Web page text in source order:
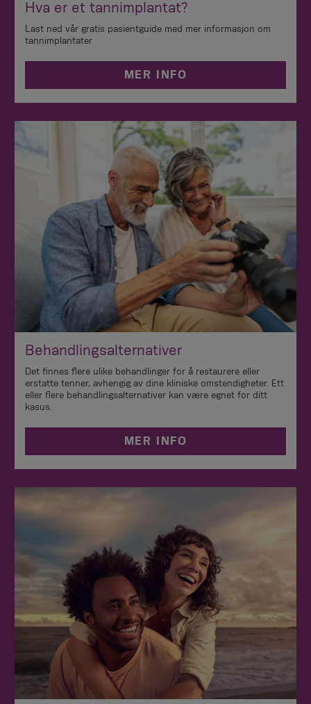
Hva er et tannimplantat?
Last ned vår gratis pasientguide med mer informasjon om
tannimplantater
MER INFO
Behandlingsalternativer
Det finnes flere ulike behandlinger for å restaurere eller
erstatte tenner, avhengig av dine kliniske omstendigheter. Ett
eller flere behandlingsalternativer kan være egnet for ditt
kasus.
MER INFO